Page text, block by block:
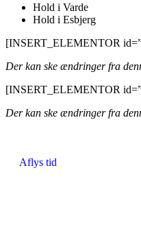
Hold i Varde
Hold i Esbjerg
[INSERT_ELEMENTOR
Der kan ske ændringer fra
[INSERT_ELEMENTOR
Der kan ske ændringer fra
Aflys tid